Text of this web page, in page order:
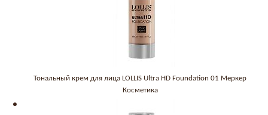
Тональный крем для лица LOLLIS Ultra HD Foundation 01 Меркер
Косметика